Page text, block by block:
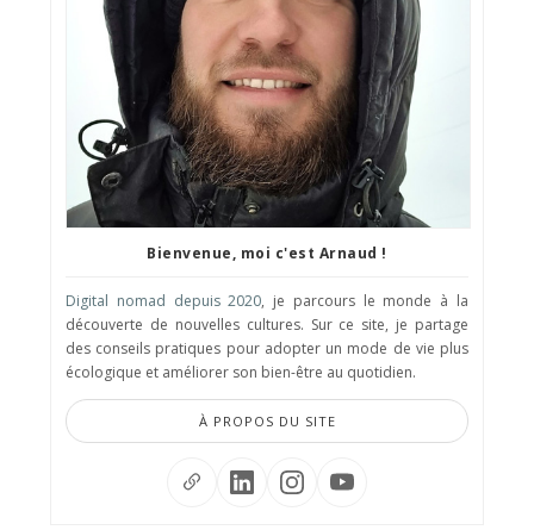
Bienvenue, moi c'est Arnaud !
Digital nomad depuis 2020, je parcours le monde à la
découverte de nouvelles cultures. Sur ce site, je partage
des conseils pratiques pour adopter un mode de vie plus
écologique et améliorer son bien-être au quotidien.
À PROPOS DU SITE